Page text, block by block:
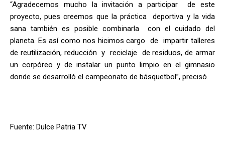
“Agradecemos mucho la invitación a participar de este
proyecto, pues creemos que la práctica deportiva y la vida
sana también es posible combinarla con el cuidado del
planeta. Es así como nos hicimos cargo de impartir talleres
de reutilización, reducción y reciclaje de residuos, de armar
un corpóreo y de instalar un punto limpio en el gimnasio
donde se desarrolló el campeonato de básquetbol”, precisó.
Fuente: Dulce Patria TV